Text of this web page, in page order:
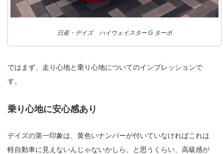
日産・デイズ ハイウェイスター G ターボ
ではまず、走り心地と乗り心地についてのインプレッションで
す。
乗り心地に安心感あり
デイズの第一印象は、黄色いナンバーが付いていなければこれは
軽自動車に見えないんじゃないかしら、と思うくらい、高級感が